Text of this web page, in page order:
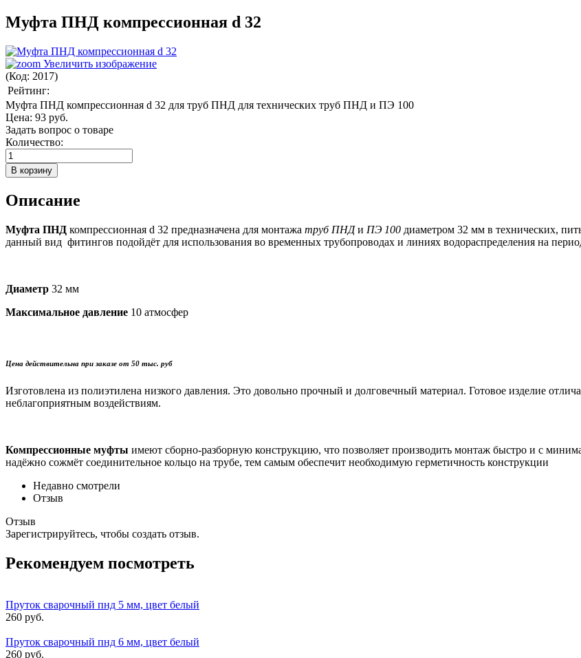
Муфта ПНД компрессионная d 32
Увеличить изображение
(Код: 2017)
Рейтинг:
Муфта ПНД компрессионная d 32 для труб ПНД для технических труб ПНД и ПЭ 100
Цена: 93 руб.
Задать вопрос о товаре
Количество:
Описание
Муфта ПНД компрессионная d 32 предназначена для монтажа труб ПНДи ПЭ 100 диаметром 32 мм в технических,
данный вид фитингов подойдёт для использования во временных трубопроводах и линиях водораспределения на
Диаметр 32 мм
Максимальное давление 10 атмосфер
Цена действительна при заказе от 50 тыс. руб
Изготовлена из полиэтилена низкого давления. Это довольно прочный и долговечный материал. Готовое изделие
неблагоприятным воздействиям.
Компрессионные муфты имеют сборно-разборную конструкцию, что позволяет производить монтаж быстро и с
надёжно сожмёт соединительное кольцо на трубе, тем самым обеспечит необходимую герметичность конструкции
Недавно смотрели
Отзыв
Отзыв
Зарегистрируйтесь, чтобы создать отзыв.
Рекомендуем посмотреть
Пруток сварочный пнд 5 мм, цвет белый
260 руб.
Пруток сварочный пнд 6 мм, цвет белый
260 руб.